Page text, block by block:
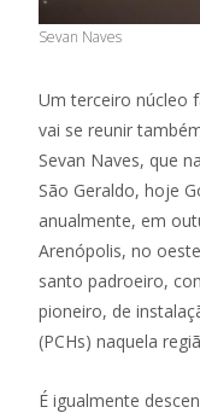
Sevan Naves
Um terceiro núcleo
vai se reunir
Sevan Naves, que
São Geraldo, hoje
anualmente, em
Arenópolis, no
santo padroeiro,
pioneiro, de
(PCHs) naquela
É igualmente